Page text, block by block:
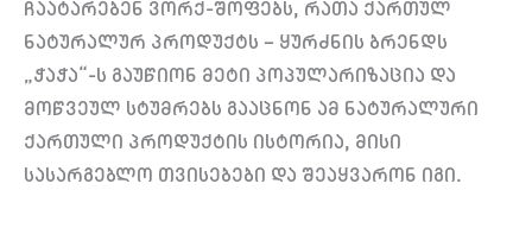
ჩაატარებენ ვორქ-შოფებს, რათა ქართულ
ნატურალურ პროდუქტს – ყურძნის ბრენდს
„ჭაჭა“-ს გაუწიონ მეტი პოპულარიზაცია და
მოწვეულ სტუმრებს გააცნონ ამ ნატურალური
ქართული პროდუქტის ისტორია, მისი
სასარგებლო თვისებები და შეაყვარონ იგი.